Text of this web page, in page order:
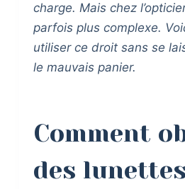
charge. Mais chez
parfois plus complexe.
utiliser ce droit sans se
le mauvais panier.
Comment
des